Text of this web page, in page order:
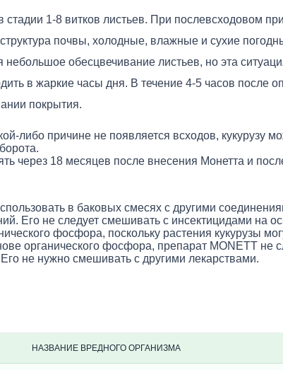
1-8 витков листьев. При послевсходовом
почвы, холодные, влажные и сухие
обесцвечивание листьев, но эта
в жаркие часы дня. В течение 4-5 часов
покрытия.
либо причине не появляется всходов,
через 18 месяцев после внесения Монетта и
в баковых смесях с другими
Его не следует смешивать с инсектицидами на
фосфора, поскольку растения кукурузы
органического фосфора, препарат MONETT не
не нужно смешивать с другими лекарствами.
НАЗВАНИЕ ВРЕДНОГО ОРГАНИЗМА